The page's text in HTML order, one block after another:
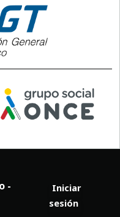
-
Iniciar
sesión